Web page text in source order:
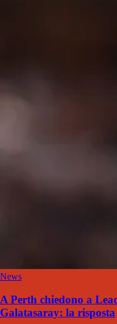
News
A Perth chiedono a
Galatasaray: la risposta